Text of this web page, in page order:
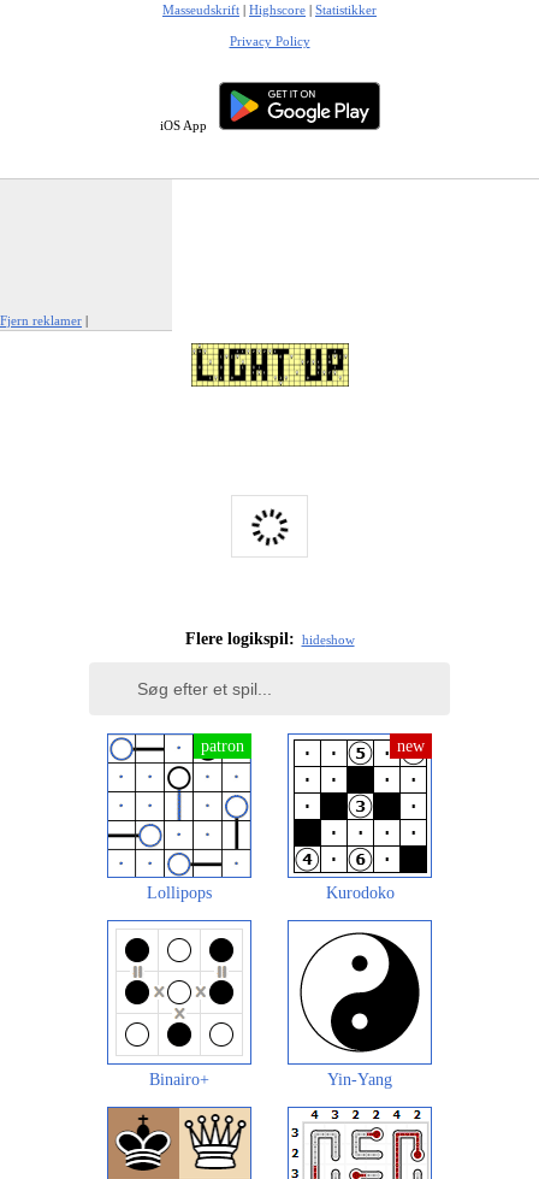
Masseudskrift | Highscore | Statistikker
Privacy Policy
iOS App
Fjern reklamer |
Flere logikspil: hideshow
Lollipops Kurodoko
Binairo+ Yin-Yang